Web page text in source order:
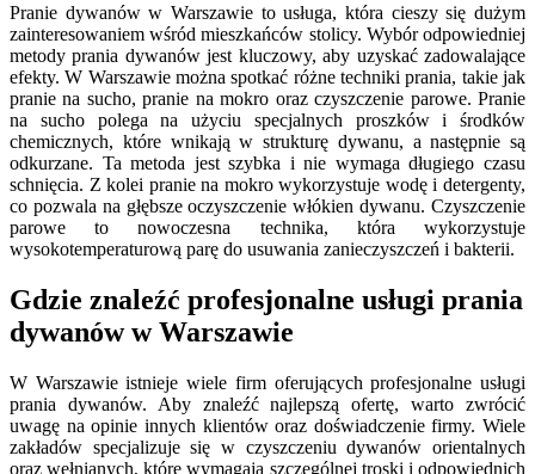
Pranie dywanów w Warszawie to usługa, która cieszy się dużym
zainteresowaniem wśród mieszkańców stolicy. Wybór odpowiedniej
metody prania dywanów jest kluczowy, aby uzyskać zadowalające
efekty. W Warszawie można spotkać różne techniki prania, takie jak
pranie na sucho, pranie na mokro oraz czyszczenie parowe. Pranie
na sucho polega na użyciu specjalnych proszków i środków
chemicznych, które wnikają w strukturę dywanu, a następnie są
odkurzane. Ta metoda jest szybka i nie wymaga długiego czasu
schnięcia. Z kolei pranie na mokro wykorzystuje wodę i detergenty,
co pozwala na głębsze oczyszczenie włókien dywanu. Czyszczenie
parowe to nowoczesna technika, która wykorzystuje
wysokotemperaturową parę do usuwania zanieczyszczeń i bakterii.
Gdzie znaleźć profesjonalne usługi prania
dywanów w Warszawie
W Warszawie istnieje wiele firm oferujących profesjonalne usługi
prania dywanów. Aby znaleźć najlepszą ofertę, warto zwrócić
uwagę na opinie innych klientów oraz doświadczenie firmy. Wiele
zakładów specjalizuje się w czyszczeniu dywanów orientalnych
oraz wełnianych, które wymagają szczególnej troski i odpowiednich